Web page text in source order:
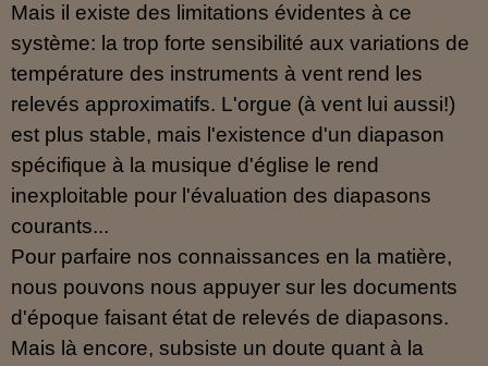
Mais il existe des limitations évidentes à ce
système: la trop forte sensibilité aux variations de
température des instruments à vent rend les
relevés approximatifs. L'orgue (à vent lui aussi!)
est plus stable, mais l'existence d'un diapason
spécifique à la musique d'église le rend
inexploitable pour l'évaluation des diapasons
courants...
Pour parfaire nos connaissances en la matière,
nous pouvons nous appuyer sur les documents
d'époque faisant état de relevés de diapasons.
Mais là encore, subsiste un doute quant à la